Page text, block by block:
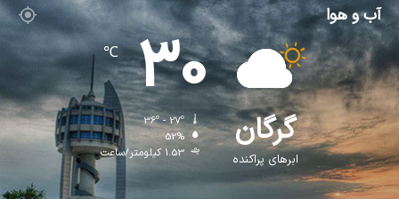
آب و هوا
گرگان
ابرهای پراکنده
30
℃
36º - 27º
52%
1.53 کیلومتر/ساعت